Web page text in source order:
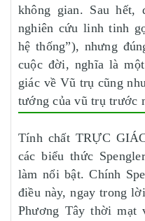
không gian. Sau hết,
nghiên cứu linh tinh
hệ thống”), nhưng
cuộc đời, nghĩa là
giác về Vũ trụ cũng
tướng của vũ trụ trước
Tính chất TRỰC
các biểu thức
làm nổi bật. Chính
điều này, ngay trong
Phương Tây thời mạt